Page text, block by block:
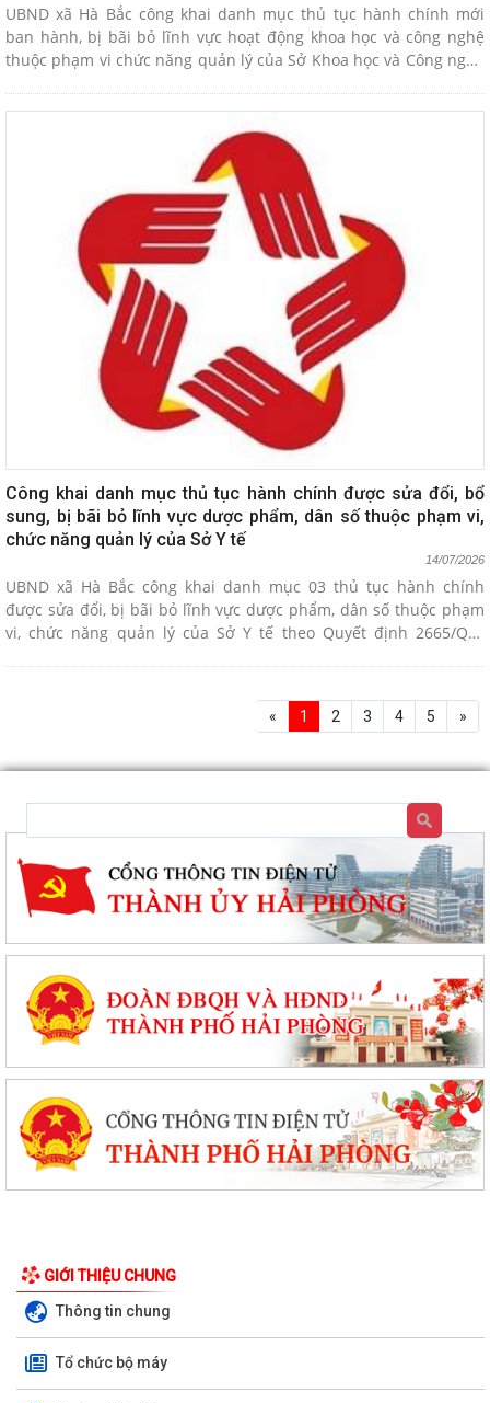
UBND xã Hà Bắc công khai danh mục thủ tục hành chính mới
ban hành, bị bãi bỏ lĩnh vực hoạt động khoa học và công nghệ
thuộc phạm vi chức năng quản lý của Sở Khoa học và Công nghệ
phố.
Công khai danh mục thủ tục hành chính được sửa đổi, bổ
sung, bị bãi bỏ lĩnh vực dược phẩm, dân số thuộc phạm vi,
chức năng quản lý của Sở Y tế
14/07/2026
UBND xã Hà Bắc công khai danh mục 03 thủ tục hành chính
được sửa đổi, bị bãi bỏ lĩnh vực dược phẩm, dân số thuộc phạm
vi, chức năng quản lý của Sở Y tế theo Quyết định 2665/QĐ-
« 1 2 3 4 5 »
GIỚI THIỆU CHUNG
Thông tin chung
Tổ chức bộ máy